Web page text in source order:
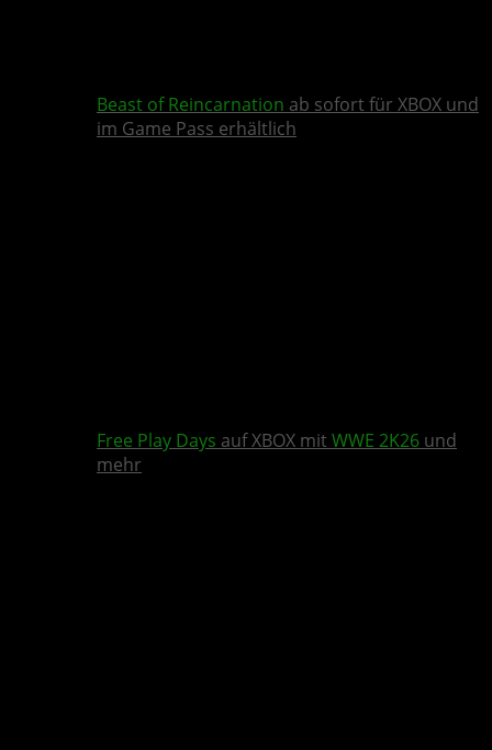
Beast of Reincarnation ab sofort für XBOX und
im Game Pass erhältlich
Free Play Days auf XBOX mit WWE 2K26 und
mehr